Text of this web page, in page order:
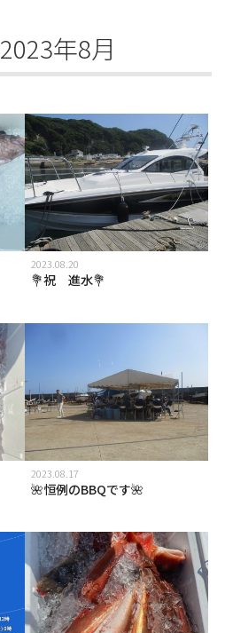
2023年8月
2023.08.20
💐祝 進水💐
2023.08.17
🌺恒例のBBQです🌺